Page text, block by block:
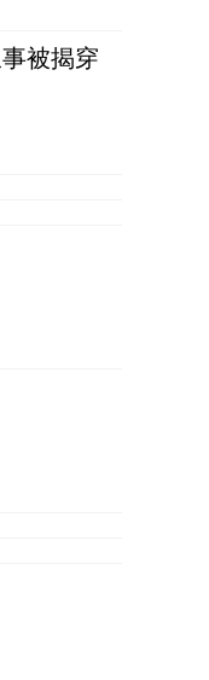
被揭穿